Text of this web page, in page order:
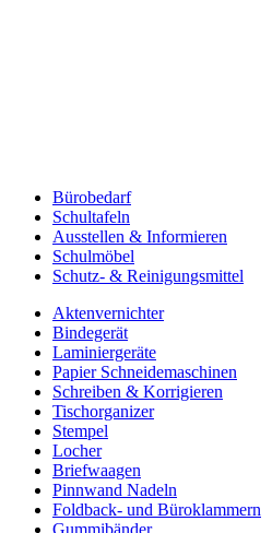
Bürobedarf
Schultafeln
Ausstellen & Informieren
Schulmöbel
Schutz- & Reinigungsmittel
Aktenvernichter
Bindegerät
Laminiergeräte
Papier Schneidemaschinen
Schreiben & Korrigieren
Tischorganizer
Stempel
Locher
Briefwaagen
Pinnwand Nadeln
Foldback- und Büroklammern
Gummibänder